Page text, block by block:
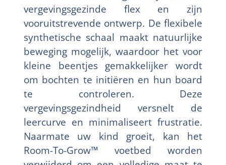
vergevingsgezinde flex en zijn
vooruitstrevende ontwerp. De flexibele
synthetische schaal maakt natuurlijke
beweging mogelijk, waardoor het voor
kleine beentjes gemakkelijker wordt
om bochten te initiëren en hun board
te controleren. Deze
vergevingsgezindheid versnelt de
leercurve en minimaliseert frustratie.
Naarmate uw kind groeit, kan het
Room-To-Grow™ voetbed worden